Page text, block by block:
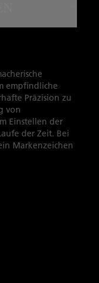
empfindliche
Präzision zu
von
Einstellen der
der Zeit. Bei
Markenzeichen